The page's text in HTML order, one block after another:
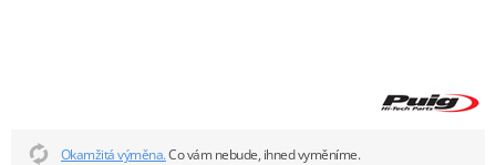
Okamžitá výměna.Co vám nebude, ihned vyměníme.